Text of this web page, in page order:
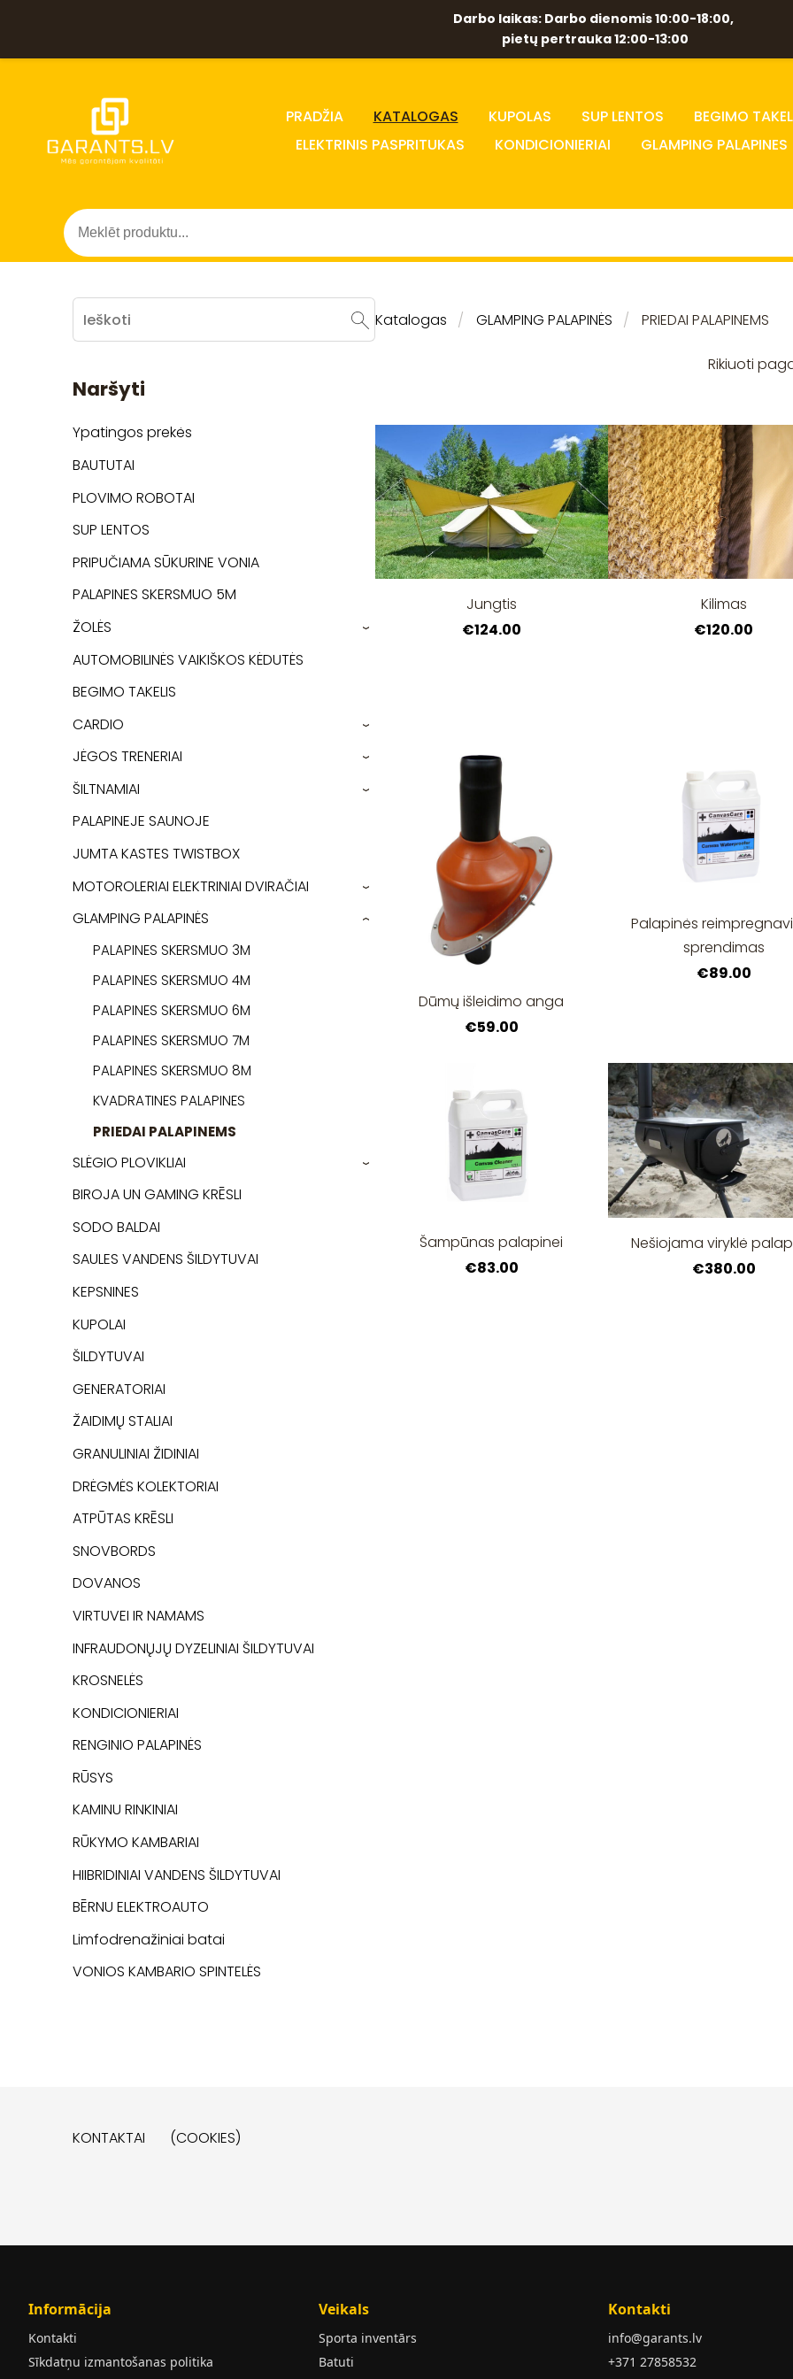
Darbo laikas: Darbo dienomis 10:00-18:00,
pietų pertrauka 12:00-13:00
PRADŽIA KATALOGAS KUPOLAS SUP LENTOS
BEGIMO
ELEKTRINIS PASPRITUKAS
KONDICIONIERIAI GLAMPING PALAPINES
Naršyti
Ypatingos prekės
BAUTUTAI
PLOVIMO ROBOTAI
SUP LENTOS
PRIPUČIAMA SŪKURINE VONIA
PALAPINES SKERSMUO 5M
ŽOLĖS
›
AUTOMOBILINĖS VAIKIŠKOS KĖDUTĖS
BEGIMO TAKELIS
CARDIO
›
JĖGOS TRENERIAI ›
ŠILTNAMIAI ›
PALAPINEJE SAUNOJE
JUMTA KASTES TWISTBOX
MOTOROLERIAI ELEKTRINIAI DVIRAČIAI
›
GLAMPING PALAPINĖS
PALAPINES SKERSMUO 3M
PALAPINES SKERSMUO 4M
PALAPINES SKERSMUO 6M
PALAPINES SKERSMUO 7M
PALAPINES SKERSMUO 8M
KVADRATINES PALAPINES
PRIEDAI PALAPINEMS
›
SLĖGIO PLOVIKLIAI ›
BIROJA UN GAMING KRĒSLI
SODO BALDAI
SAULES VANDENS ŠILDYTUVAI
KEPSNINES
KUPOLAI
ŠILDYTUVAI
GENERATORIAI
ŽAIDIMŲ STALIAI
GRANULINIAI ŽIDINIAI
DRĖGMĖS KOLEKTORIAI
ATPŪTAS KRĒSLI
SNOVBORDS
DOVANOS
VIRTUVEI IR NAMAMS
INFRAUDONŲJŲ DYZELINIAI ŠILDYTUVAI
KROSNELĖS
KONDICIONIERIAI
RENGINIO PALAPINĖS
RŪSYS
KAMINU RINKINIAI
RŪKYMO KAMBARIAI
HIIBRIDINIAI VANDENS ŠILDYTUVAI
BĒRNU ELEKTROAUTO
Limfodrenažiniai batai
VONIOS KAMBARIO SPINTELĖS
Katalogas GLAMPING PALAPINĖS PRIEDAI PALAPINEMS
Rikiuoti
Jungtis
€124.00
Kilimas
€120.00
Dūmų išleidimo anga
€59.00
Palapinės
sprendimas
€89.00
Šampūnas palapinei
€83.00
Nešiojama viryklė
€380.00
KONTAKTAI (COOKIES)
Informācija
Kontakti
Sīkdatņu izmantošanas politika
Veikals
Sporta inventārs
Batuti
Kontakti
info@garants.lv
+371 27858532